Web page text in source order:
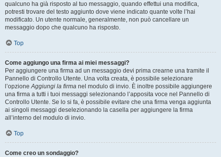
qualcuno ha già risposto al tuo messaggio, quando effettui una modifica,
potresti trovare del testo aggiunto dove viene indicato quante volte l’hai
modificato. Un utente normale, generalmente, non può cancellare un
messaggio dopo che qualcuno ha risposto.
Top
Come aggiungo una firma ai miei messaggi?
Per aggiungere una firma ad un messaggio devi prima crearne una tramite il
Pannello di Controllo Utente. Una volta creata, è possibile selezionare
l’opzioneAggiungi la firma nel modulo di invio. È inoltre possibile aggiungere
una firma a tutti i tuoi messaggi selezionando l’apposita voce nel Pannello di
Controllo Utente. Se lo si fa, è possibile evitare che una firma venga aggiunta
ai singoli messaggi deselezionando la casella per aggiungere la firma
all’interno del modulo di invio.
Top
Come creo un sondaggio?